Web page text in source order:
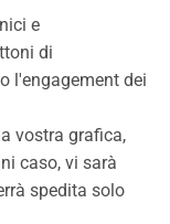
e
di
l'engagement dei
vostra grafica,
caso, vi sarà
spedita solo